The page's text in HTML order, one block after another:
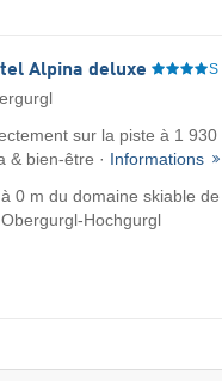
Alpina deluxe S
sur la piste à 1 930
& bien-être · Informations
à 0 m du domaine skiable
Obergurgl-Hochgurgl